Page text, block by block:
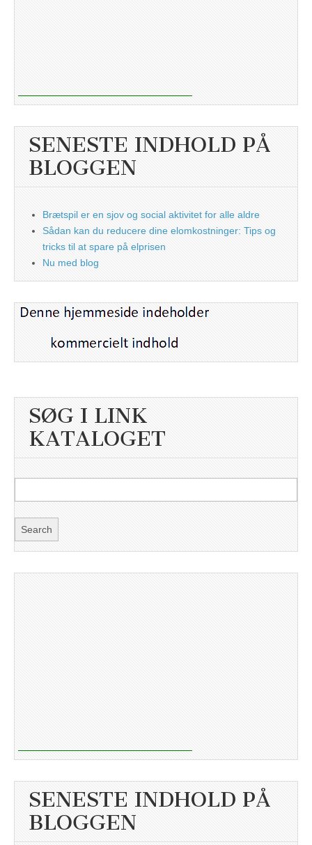
SENESTE INDHOLD PÅ
BLOGGEN
Brætspil er en sjov og social aktivitet for alle aldre
Sådan kan du reducere dine elomkostninger: Tips og
tricks til at spare på elprisen
Nu med blog
SØG I LINK
KATALOGET
SENESTE INDHOLD PÅ
BLOGGEN